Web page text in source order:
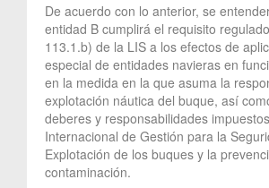
De acuerdo con lo anterior, se
entidad B cumplirá el requisito
113.1.b) de la LIS a los efectos de
especial de entidades navieras en
en la medida en la que asuma la
explotación náutica del buque, así
deberes y responsabilidades
Internacional de Gestión para la
Explotación de los buques y la
contaminación.